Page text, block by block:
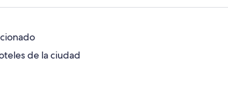
de la ciudad